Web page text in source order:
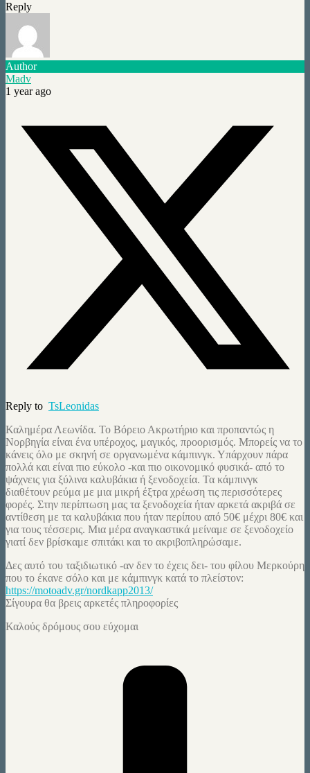
Reply
Author
Madv
1 year ago
Reply to TsLeonidas
Καλημέρα Λεωνίδα. Το Βόρειο Ακρωτήριο και προπαντώς η
Νορβηγία είναι ένα υπέροχος, μαγικός, προορισμός. Μπορείς να το
κάνεις όλο με σκηνή σε οργανωμένα κάμπινγκ. Υπάρχουν πάρα
πολλά και είναι πιο εύκολο -και πιο οικονομικό φυσικά- από το
ψάχνεις για ξύλινα καλυβάκια ή ξενοδοχεία. Τα κάμπινγκ
διαθέτουν ρεύμα με μια μικρή έξτρα χρέωση τις περισσότερες
φορές. Στην περίπτωση μας τα ξενοδοχεία ήταν αρκετά ακριβά σε
αντίθεση με τα καλυβάκια που ήταν περίπου από 50€ μέχρι 80€ και
για τους τέσσερις. Μια μέρα αναγκαστικά μείναμε σε ξενοδοχείο
γιατί δεν βρίσκαμε σπιτάκι και το ακριβοπληρώσαμε.
Δες αυτό του ταξιδιωτικό -αν δεν το έχεις δει- του φίλου Μερκούρη
που το έκανε σόλο και με κάμπινγκ κατά το πλείστον:
https://motoadv.gr/nordkapp2013/
Σίγουρα θα βρεις αρκετές πληροφορίες
Καλούς δρόμους σου εύχομαι